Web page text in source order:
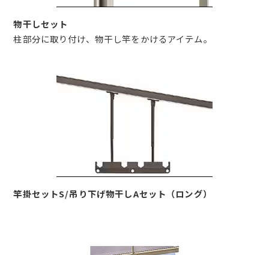
物干しセット
柱部分に取り付け、物干し竿をかけるアイテム。
竿掛セットS/吊り下げ物干しAセット（ロング）